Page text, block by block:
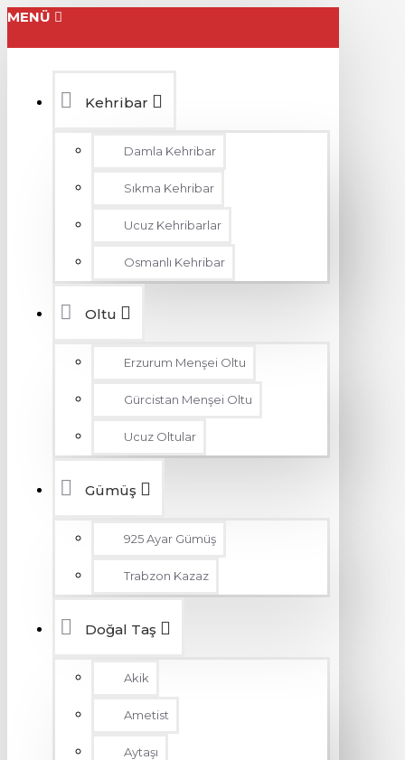
MENÜ
Kehribar
Damla Kehribar
Sıkma Kehribar
Ucuz Kehribarlar
Osmanlı Kehribar
Oltu
Erzurum Menşei Oltu
Gürcistan Menşei Oltu
Ucuz Oltular
Gümüş
925 Ayar Gümüş
Trabzon Kazaz
Doğal Taş
Akik
Ametist
Aytaşı